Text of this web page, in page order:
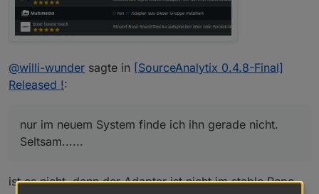
@willi-wunder sagte in [SourceAnalytix 0.4.8-Final]
Released !:
nur im neuem System finde ich ihn gerade nicht.
Seltsam......
ist es nicht, denn der Adapter ist nicht im stable Repo